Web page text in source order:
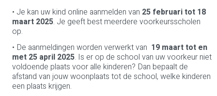
Je kan uw kind online aanmelden van 25 februari tot 18
maart 2025. Je geeft best meerdere voorkeursscholen
op.
De aanmeldingen worden verwerkt van 19 maart tot en
met 25 april 2025. Is er op de school van uw voorkeur niet
voldoende plaats voor alle kinderen? Dan bepaalt de
afstand van jouw woonplaats tot de school, welke kinderen
een plaats krijgen.